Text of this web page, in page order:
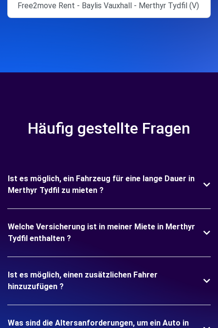
Free2move Rent - Baylis Vauxhall - Merthyr Tydfil (V)
Häufig gestellte Fragen
Ist es möglich, ein Fahrzeug für eine lange Dauer in
Merthyr Tydfil zu mieten ?
Welche Versicherung ist in meiner Miete in Merthyr
Tydfil enthalten ?
Ist es möglich, einen zusätzlichen Fahrer
hinzuzufügen ?
Was sind die Altersanforderungen, um ein Auto in